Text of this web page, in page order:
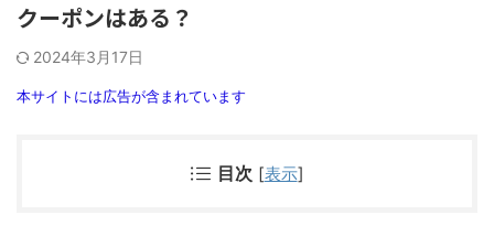
クーポンはある？
2024年3月17日
本サイトには広告が含まれています
目次 [表示]